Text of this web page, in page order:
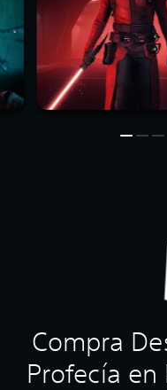
Compra
Profecía en